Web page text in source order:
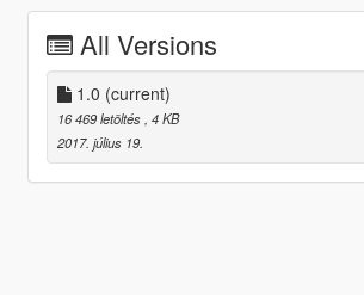
All Versions
1.0 (current)
16 469 letöltés , 4 KB
2017. július 19.